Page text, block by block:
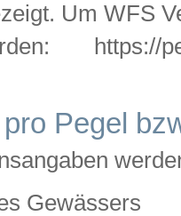
Um WFS
https://
Pegel
Gewässers